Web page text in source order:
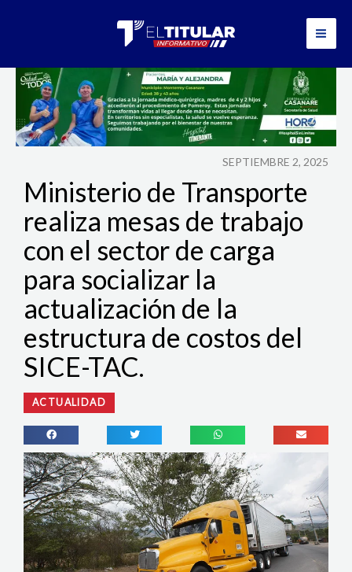
SEPTIEMBRE 2, 2025
Ministerio de Transporte
realiza mesas de trabajo
con el sector de carga
para socializar la
actualización de la
estructura de costos del
SICE-TAC.
ACTUALIDAD